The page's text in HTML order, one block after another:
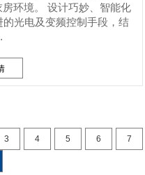
环境。 设计巧妙、智能化
光电及变频控制手段，结
3 4 5 6 7